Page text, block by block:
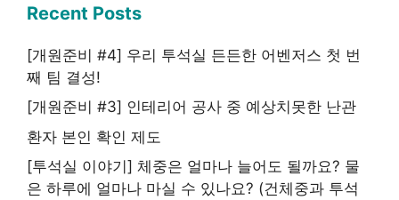
Recent Posts
[개원준비 #4] 우리 투석실 든든한 어벤저스 첫 번
째 팀 결성!
[개원준비 #3] 인테리어 공사 중 예상치못한 난관
환자 본인 확인 제도
[투석실 이야기] 체중은 얼마나 늘어도 될까요? 물
은 하루에 얼마나 마실 수 있나요? (건체중과 투석